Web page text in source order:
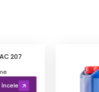
207
İncele